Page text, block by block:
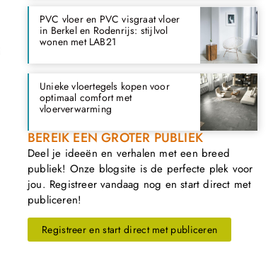
PVC vloer en PVC visgraat vloer
in Berkel en Rodenrijs: stijlvol
wonen met LAB21
Unieke vloertegels kopen voor
optimaal comfort met
vloerverwarming
BEREIK EEN GROTER PUBLIEK
Deel je ideeën en verhalen met een breed
publiek! Onze blogsite is de perfecte plek voor
jou. Registreer vandaag nog en start direct met
publiceren!
Registreer en start direct met publiceren